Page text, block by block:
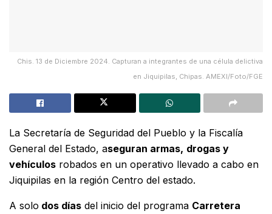
Chis. 13 de Diciembre 2024. Capturan a integrantes de una célula delictiva
en Jiquipilas, Chipas. AMEXI/Foto/FGE
La Secretaría de Seguridad del Pueblo y la Fiscalía
General del Estado, aseguran armas, drogas y
vehículos robados en un operativo llevado a cabo en
Jiquipilas en la región Centro del estado.
A solo dos días del inicio del programa Carretera